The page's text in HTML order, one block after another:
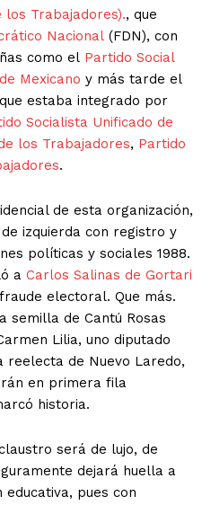
los Trabajadores)., que
Nacional (FDN), con
como el Partido Social
Mexicano y más tarde el
estaba integrado por
Socialista Unificado de
los Trabajadores, Partido
.
de esta organización,
izquierda con registro y
políticas y sociales 1988.
a Carlos Salinas de Gortari
electoral. Que más.
semilla de Cantú Rosas
Lilia, uno diputado
de Nuevo Laredo,
en primera fila
historia.
será de lujo, de
dejará huella a
pues con